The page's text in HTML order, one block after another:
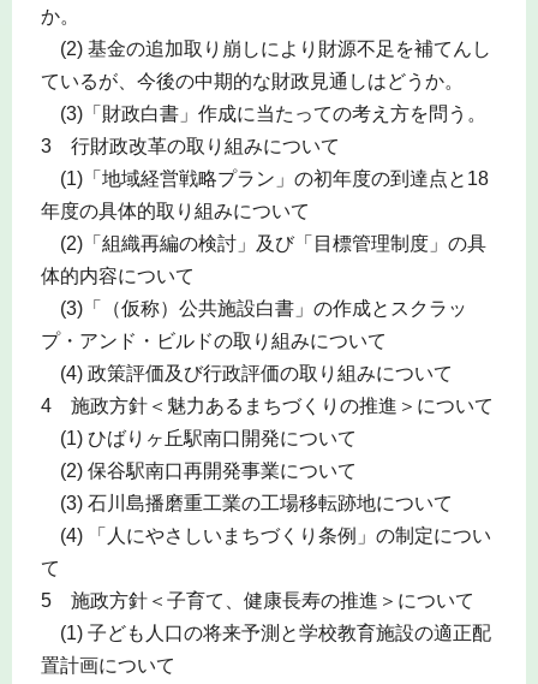
か。
(2) 基金の追加取り崩しにより財源不足を補てんし
ているが、今後の中期的な財政見通しはどうか。
(3)「財政白書」作成に当たっての考え方を問う。
3 行財政改革の取り組みについて
(1)「地域経営戦略プラン」の初年度の到達点と18
年度の具体的取り組みについて
(2)「組織再編の検討」及び「目標管理制度」の具
体的内容について
(3)「（仮称）公共施設白書」の作成とスクラッ
プ・アンド・ビルドの取り組みについて
(4) 政策評価及び行政評価の取り組みについて
4 施政方針＜魅力あるまちづくりの推進＞について
(1) ひばりヶ丘駅南口開発について
(2) 保谷駅南口再開発事業について
(3) 石川島播磨重工業の工場移転跡地について
(4) 「人にやさしいまちづくり条例」の制定につい
て
5 施政方針＜子育て、健康長寿の推進＞について
(1) 子ども人口の将来予測と学校教育施設の適正配
置計画について